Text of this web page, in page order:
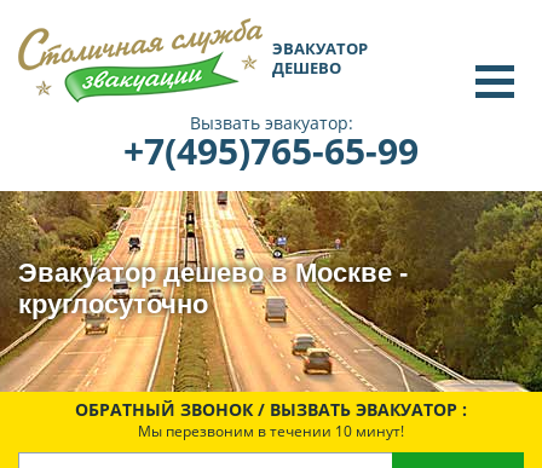
ЭВАКУАТОР
ДЕШЕВО
Вызвать эвакуатор:
+7(495)765-65-99
Эвакуатор дешево в Москве -
круглосуточно
ОБРАТНЫЙ ЗВОНОК / ВЫЗВАТЬ ЭВАКУАТОР :
Мы перезвоним в течении 10 минут!